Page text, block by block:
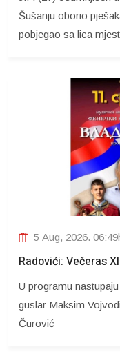
Šušanju oborio
pobjegao sa lica
5 Aug, 2026.
Radovići: Večeras
U programu
guslar Maksim
Čurović